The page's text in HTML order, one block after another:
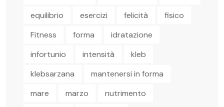
equilibrio
esercizi felicità
fisico
Fitness
forma
idratazione
infortunio
intensità
kleb
klebsarzana
mantenersi in forma
mare
marzo
nutrimento